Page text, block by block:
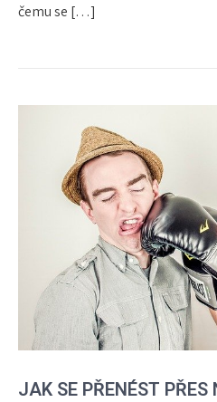
čemu se […]
JAK SE PŘENÉST PŘES